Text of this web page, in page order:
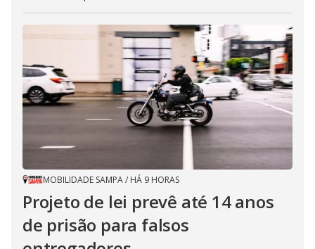
MOBILIDADE SAMPA/ HÁ 9 HORAS
Projeto de lei prevê até 14 anos
de prisão para falsos